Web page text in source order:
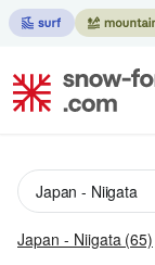
Japan - Niigata (65)